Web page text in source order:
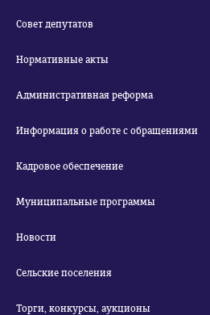
Совет депутатов
Нормативные акты
Административная реформа
Информация о работе с обращениями
Кадровое обеспечение
Муниципальные программы
Новости
Сельские поселения
Торги, конкурсы, аукционы